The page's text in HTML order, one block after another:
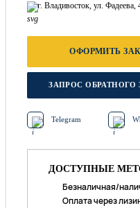
г. Владивосток, ул. Фадеева,
ОФОРМИТЬ
ЗАПРОС ОБРАТНОГО
Telegram
ДОСТУПНЫЕ
Безналичная/
Оплата через